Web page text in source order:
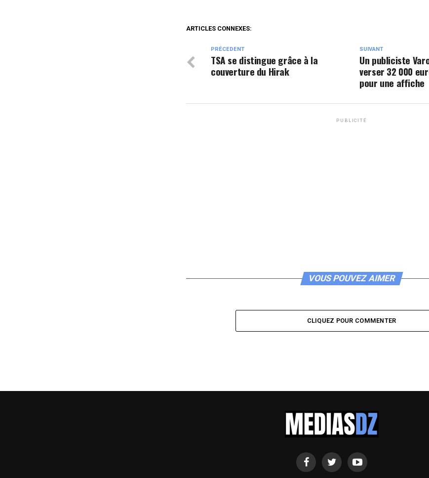
ARTICLES CONNEXES:
SUIVANT
Un publiciste
verser 32 000
pour une affiche
PRÉCEDENT
TSA se distingue grâce à la
couverture du Hirak
PUBLICITÉ
VOUS POUVEZ AIMER
CLIQUEZ POUR COMMENTER